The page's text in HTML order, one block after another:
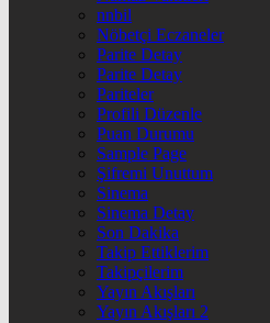
nnbil
Nöbetçi Eczaneler
Parite Detay
Parite Detay
Pariteler
Profili Düzenle
Puan Durumu
Sample Page
Şifremi Unuttum
Sinema
Sinema Detay
Son Dakika
Takip Ettiklerim
Takipçilerim
Yayın Akışları
Yayın Akışları 2